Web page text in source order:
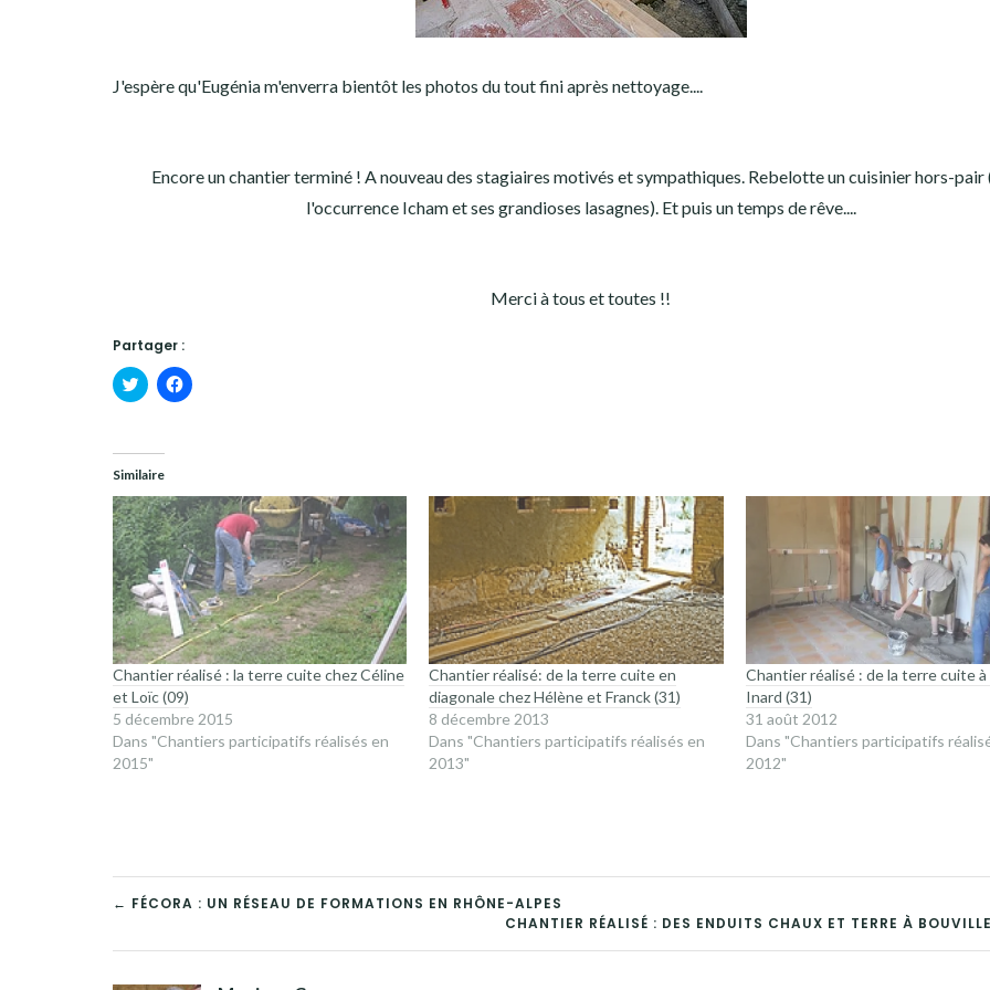
J'espère qu'Eugénia m'enverra bientôt les photos du tout fini après nettoyage....
Encore un chantier terminé ! A nouveau des stagiaires motivés et sympathiques. Rebelotte un cuisinier hors-pair
l'occurrence Icham et ses grandioses lasagnes). Et puis un temps de rêve....
Merci à tous et toutes !!
Partager :
Cliquez
pour
dans
une
nouvelle
fenêtre)
Cliquez
pour
fenêtre)
Similaire
Chantier réalisé : la terre cuite chez Céline
et Loïc (09)
5 décembre 2015
Dans "Chantiers participatifs réalisés en
2015"
Chantier réalisé: de la terre cuite en
diagonale chez Hélène et Franck (31)
8 décembre 2013
Dans "Chantiers participatifs réalisés en
2013"
Chantier réalisé : de la terre cuite
Inard (31)
31 août 2012
Dans "Chantiers participatifs
2012"
NAVIGATION
DE
← FÉCORA : UN RÉSEAU DE FORMATIONS EN RHÔNE-ALPES
CHANTIER RÉALISÉ : DES ENDUITS CHAUX ET TERRE À